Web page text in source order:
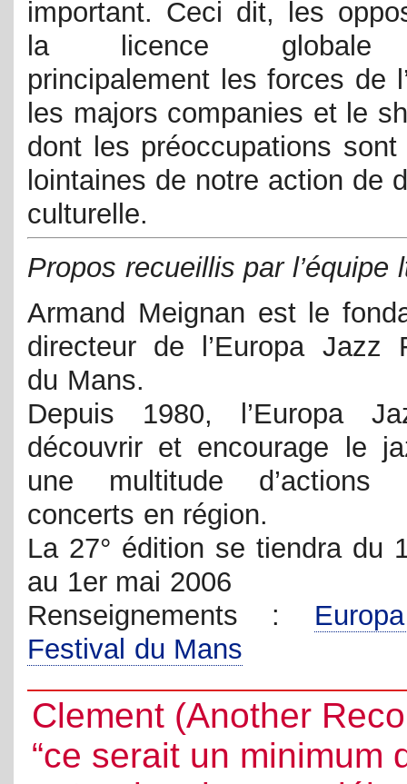
important. Ceci dit, les
la licence globale
principalement les forces de
les majors companies et le
dont les préoccupations
lointaines de notre action de
culturelle.
Propos recueillis par l’équipe
Armand Meignan est le
directeur de l’Europa Jazz
du Mans.
Depuis 1980, l’Europa
découvrir et encourage le
une multitude
concerts en région.
La 27° édition se tiendra du
au 1er mai 2006
Renseignements :
Festival du Mans
Clement (Another
“ce serait un minimum